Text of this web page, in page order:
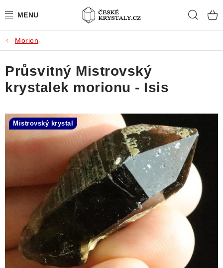
na
PŘÍRODNÍ KAMENY
BROUŠENÉ KAMENY
MISTROVSKÉ KRYSTALY
ŠPERKY S KAMENY
SLEVY
KONTAKT
Obchodní podmínky
Podmínky ochrany osobních údajů
Poučení o právu na odstoupení od smlouvy
Puncovní značky
Výkup minerálů a drahých kamenů
Morion
Průsvitný Mistrovský
krystalek morionu - Isis
Mistrovský krystal